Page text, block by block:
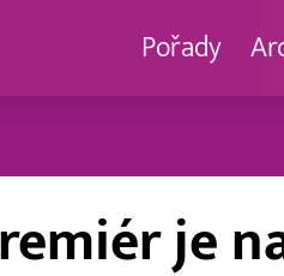
Pořady
je